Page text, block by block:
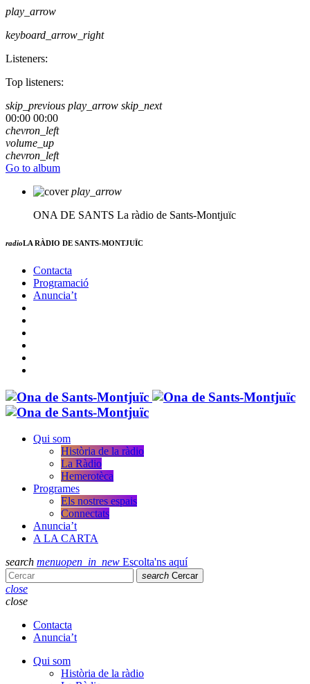
play_arrow
keyboard_arrow_right
Listeners:
Top listeners:
skip_previous play_arrow skip_next
00:00 00:00
chevron_left
volume_up
chevron_left
Go to album
play_arrow
ONA DE SANTS La ràdio de Sants-Montjuïc
radioLA RÀDIO DE SANTS-MONTJUÏC
Contacta
Programació
Anuncia’t
Qui som
Història de la ràdio
La Ràdio
Hemerotèca
Programes
Els nostres espais
Connectats
Anuncia’t
A LA CARTA
search menuopen_in_new Escolta'ns aquí
search Cercar
close
close
Contacta
Anuncia’t
Qui som
Història de la ràdio